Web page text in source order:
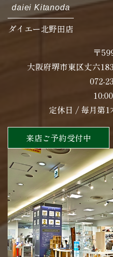
daiei Kitanoda
ダイエー北野田店
〒
大阪府堺市東区丈六
072-
定休日 / 毎月第1
来店ご予約受付中